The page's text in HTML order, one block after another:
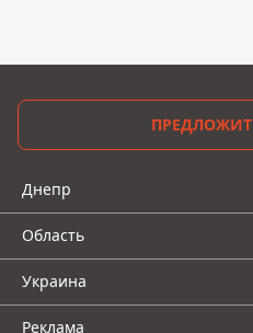
Днепр
Область
Украина
Реклама